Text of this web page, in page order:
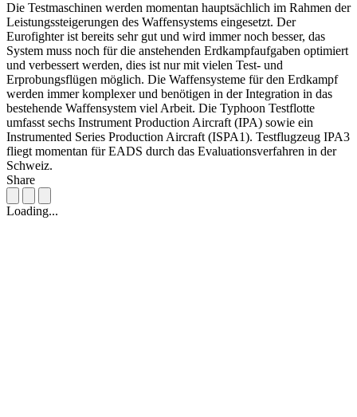
Die Testmaschinen werden momentan hauptsächlich im Rahmen der
Leistungssteigerungen des Waffensystems eingesetzt. Der
Eurofighter ist bereits sehr gut und wird immer noch besser, das
System muss noch für die anstehenden Erdkampfaufgaben optimiert
und verbessert werden, dies ist nur mit vielen Test- und
Erprobungsflügen möglich. Die Waffensysteme für den Erdkampf
werden immer komplexer und benötigen in der Integration in das
bestehende Waffensystem viel Arbeit. Die Typhoon Testflotte
umfasst sechs Instrument Production Aircraft (IPA) sowie ein
Instrumented Series Production Aircraft (ISPA1). Testflugzeug IPA3
fliegt momentan für EADS durch das Evaluationsverfahren in der
Schweiz.
Share
Loading...